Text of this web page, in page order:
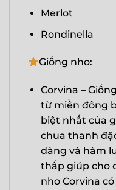
Merlot
Rondinella
Giống nho:
Corvina –
từ miền đông
biệt nhất của
chua thanh
dàng và hàm
thấp giúp cho
nho Corvina